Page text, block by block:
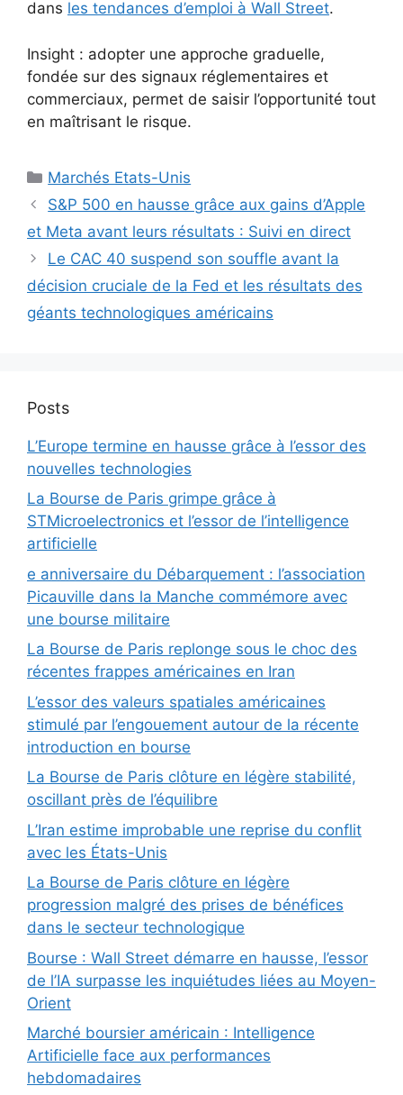
dans les tendances d’emploi à Wall Street.
Insight : adopter une approche graduelle,
fondée sur des signaux réglementaires et
commerciaux, permet de saisir l’opportunité tout
en maîtrisant le risque.
Catégories
Marchés Etats-Unis
S&P 500 en hausse grâce aux gains d’Apple
et Meta avant leurs résultats : Suivi en direct
Le CAC 40 suspend son souffle avant la
décision cruciale de la Fed et les résultats des
géants technologiques américains
Posts
L’Europe termine en hausse grâce à l’essor des
nouvelles technologies
La Bourse de Paris grimpe grâce à
STMicroelectronics et l’essor de l’intelligence
artificielle
e anniversaire du Débarquement : l’association
Picauville dans la Manche commémore avec
une bourse militaire
La Bourse de Paris replonge sous le choc des
récentes frappes américaines en Iran
L’essor des valeurs spatiales américaines
stimulé par l’engouement autour de la récente
introduction en bourse
La Bourse de Paris clôture en légère stabilité,
oscillant près de l’équilibre
L’Iran estime improbable une reprise du conflit
avec les États-Unis
La Bourse de Paris clôture en légère
progression malgré des prises de bénéfices
dans le secteur technologique
Bourse : Wall Street démarre en hausse, l’essor
de l’IA surpasse les inquiétudes liées au Moyen-
Orient
Marché boursier américain : Intelligence
Artificielle face aux performances
hebdomadaires